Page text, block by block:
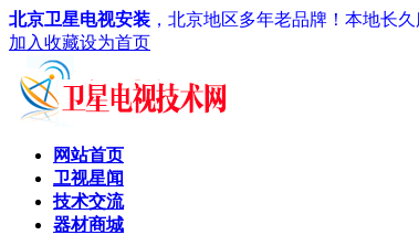
北京卫星电视安装 ，北京地区多年老品牌！本地长
加入收藏设为首页
网站首页
卫视星闻
技术交流
器材商城